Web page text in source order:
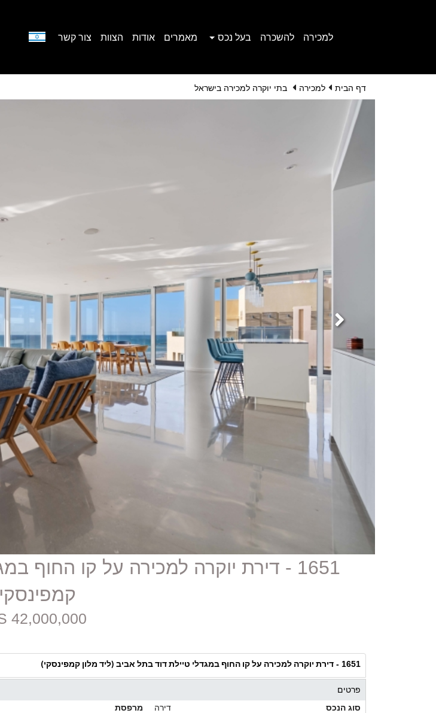
למכירה להשכרה בעל נכס מאמרים אודות הצוות צור קשר
דף הבית למכירה בתי יוקרה למכירה בישראל
1651 - דירת יוקרה למכירה על קו החוף
42,000,000 NIS
1651 - דירת יוקרה למכירה על קו החוף במגדלי טיילת דוד בתל אביב (ליד מלון קמפינסקי)
פרטים
סוג הנכס
דירה מרפסת